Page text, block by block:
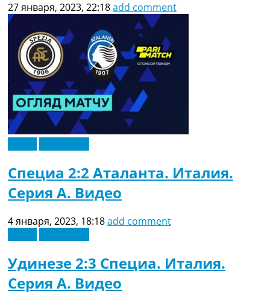
27 января, 2023, 22:18add comment
Специа 2:2 Аталанта. Италия.
Серия A. Видео
4 января, 2023, 18:18add comment
Удинезе 2:3 Специа. Италия.
Серия A. Видео